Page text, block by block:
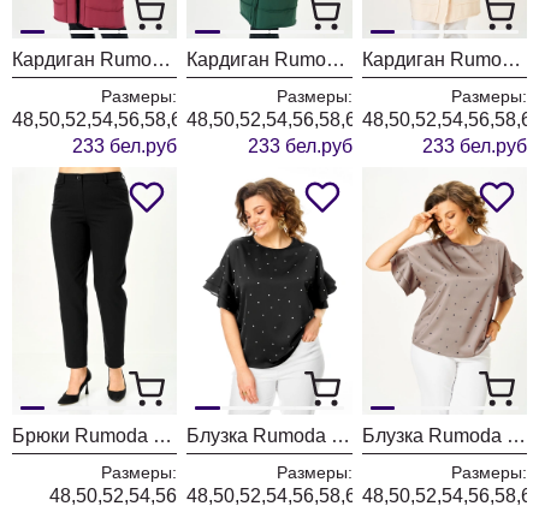
Кардиган Rumoda 2019 бордовый
Размеры:
48,50,52,54,56,58,60,62
233 бел.руб
Кардиган Rumoda 2019 темно-зеленый
Размеры:
48,50,52,54,56,58,60,62
233 бел.руб
Кардиган Rumoda 2019 экрю
Размеры:
233 бел.руб
Брюки Rumoda 2289 черные
Размеры:
48,50,52,54,56
Блузка Rumoda 2297 черный
Размеры:
48,50,52,54,56,58,60,62
Блузка Rumoda 2297 капучино
Размеры: